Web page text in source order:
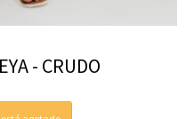
- CRUDO